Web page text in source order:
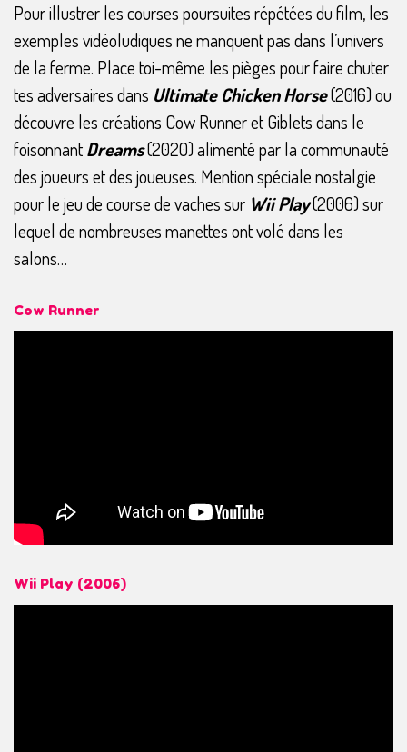
Pour illustrer les courses poursuites répétées du film, les
exemples vidéoludiques ne manquent pas dans l’univers
de la ferme. Place toi-même les pièges pour faire chuter
tes adversaires dans Ultimate Chicken Horse(2016) ou
découvre les créations Cow Runner et Giblets dans le
foisonnantDreams(2020) alimenté par la communauté
des joueurs et des joueuses. Mention spéciale nostalgie
pour le jeu de course de vaches sur WiiPlay(2006) sur
lequel de nombreuses manettes ont volé dans les
salons…
Cow Runner
Wii Play (2006)